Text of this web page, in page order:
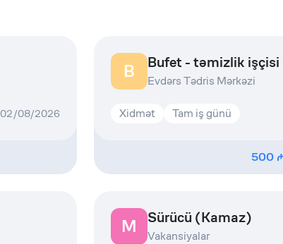
02/08/2026
B Bufet - təmizlik işçisi
Evdərs Tədris Mərkəzi
Xidmət Tam iş günü
500
M Sürücü (Kamaz)
Vakansiyalar